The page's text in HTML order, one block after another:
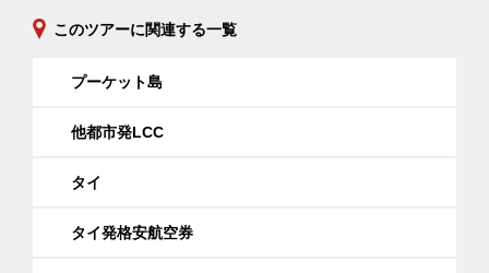
このツアーに関連する一覧
プーケット島
他都市発LCC
タイ
タイ発格安航空券